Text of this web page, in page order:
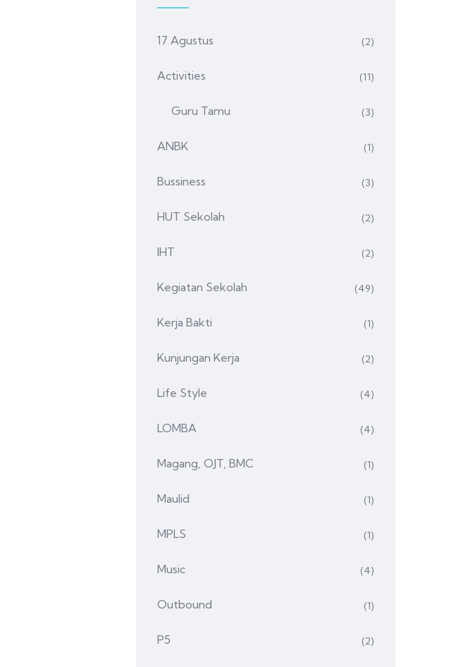
17 Agustus (2)
Activities (11)
Guru Tamu (3)
ANBK (1)
Bussiness (3)
HUT Sekolah (2)
IHT (2)
Kegiatan Sekolah (49)
Kerja Bakti (1)
Kunjungan Kerja (2)
Life Style (4)
LOMBA (4)
Magang, OJT, BMC (1)
Maulid (1)
MPLS (1)
Music (4)
Outbound (1)
P5 (2)